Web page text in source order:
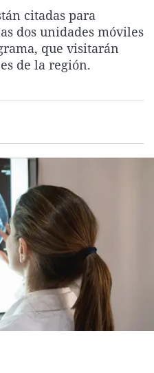
La rosa de los vientos
Gente viajera
Como el perro y el
Caso
Retornados
Equipo de
Extremadura
Galicia
La Rioja
Virales
Televisión
Elecciones
citadas para
dos unidades móviles
que visitarán
de la región.